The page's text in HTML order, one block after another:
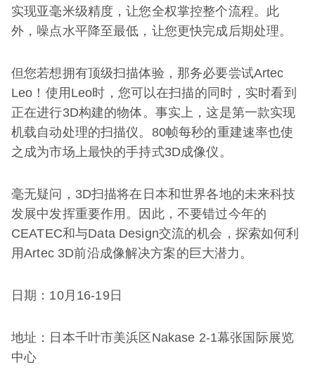
实现亚毫米级精度，让您全权掌控整个流程。此
外，噪点水平降至最低，让您更快完成后期处理。
但您若想拥有顶级扫描体验，那务必要尝试Artec
Leo！使用Leo时，您可以在扫描的同时，实时看到
正在进行3D构建的物体。事实上，这是第一款实现
机载自动处理的扫描仪。80帧每秒的重建速率也使
之成为市场上最快的手持式3D成像仪。
毫无疑问，3D扫描将在日本和世界各地的未来科技
发展中发挥重要作用。因此，不要错过今年的
CEATEC和与Data Design交流的机会，探索如何利
用Artec 3D前沿成像解决方案的巨大潜力。
日期：10月16-19日
地址：日本千叶市美浜区Nakase 2-1幕张国际展览
中心